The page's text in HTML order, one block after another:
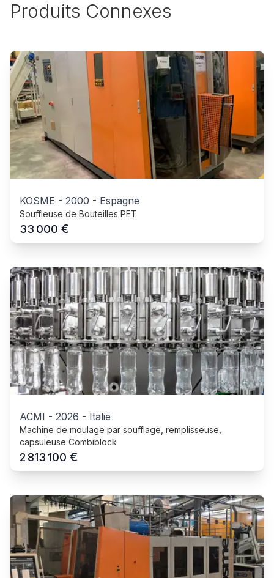
Produits Connexes
KOSME - 2000 - Espagne
Souffleuse de Bouteilles PET
33 000 €
ACMI - 2026 - Italie
Machine de moulage par soufflage, remplisseuse,
capsuleuse Combiblock
2 813 100 €